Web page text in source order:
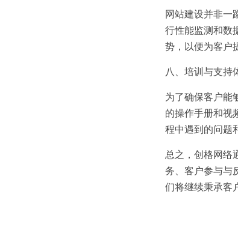
网站建设并非一
行性能监测和数
势，以便为客户
八、培训与支持
为了确保客户能
的操作手册和视
程中遇到的问题
总之，创格网络
务、客户参与与
们将继续秉承客